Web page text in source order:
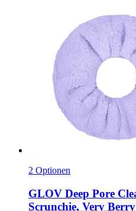
2 Optionen
GLOV Deep Pore
Scrunchie, Very Berry